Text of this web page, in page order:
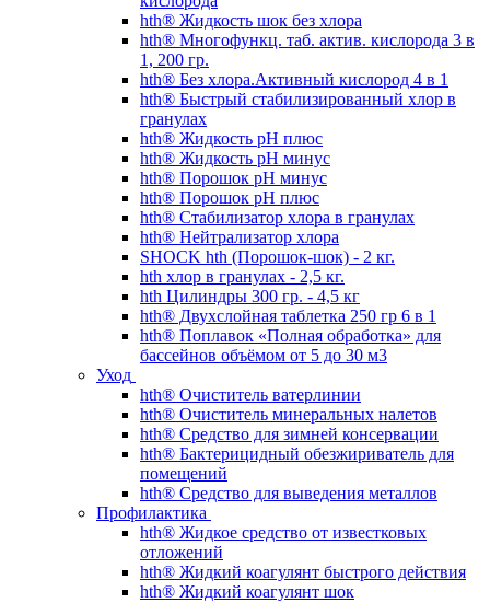
hth® Жидкость шок без хлора
hth® Многофункц. таб. актив. кислорода 3 в
1, 200 гр.
hth® Без хлора.Активный кислород 4 в 1
hth® Быстрый стабилизированный хлор в
гранулах
hth® Жидкость pH плюс
hth® Жидкость pH минус
hth® Порошок pH минус
hth® Порошок pH плюс
hth® Стабилизатор хлора в гранулах
hth® Нейтрализатор хлора
SHOCK hth (Порошок-шок) - 2 кг.
hth хлор в гранулах - 2,5 кг.
hth Цилиндры 300 гр. - 4,5 кг
hth® Двухслойная таблетка 250 гр 6 в 1
hth® Поплавок «Полная обработка» для
бассейнов объёмом от 5 до 30 м3
Уход
hth® Очиститель ватерлинии
hth® Очиститель минеральных налетов
hth® Средство для зимней консервации
hth® Бактерицидный обезжириватель для
помещений
hth® Средство для выведения металлов
Профилактика
hth® Жидкое средство от известковых
отложений
hth® Жидкий коагулянт быстрого действия
hth® Жидкий коагулянт шок